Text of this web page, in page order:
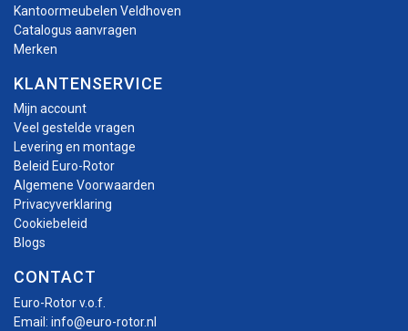
Kantoormeubelen Veldhoven
Catalogus aanvragen
Merken
KLANTENSERVICE
Mijn account
Veel gestelde vragen
Levering en montage
Beleid Euro-Rotor
Algemene Voorwaarden
Privacyverklaring
Cookiebeleid
Blogs
CONTACT
Euro-Rotor v.o.f.
Email: info@euro-rotor.nl